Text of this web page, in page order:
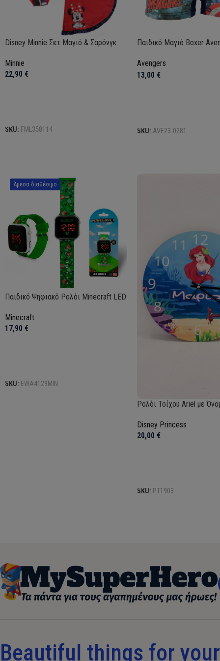
Disney Minnie Σετ Μαγιό & Σαρόνγκ
Minnie
22,90 €
SKU: FML358114
Παιδικό Μαγιό Boxer
Avengers
13,00 €
SKU: AVE23-0281
Άμεσα διαθέσιμο
Παιδικό Ψηφιακό Ρολόι Minecraft LED
Minecraft
17,90 €
SKU: EWA4129MIN
Ρολόι Τοίχου Ariel με
Disney Princess
20,00 €
SKU: ΡΤ1903
Beautiful things for